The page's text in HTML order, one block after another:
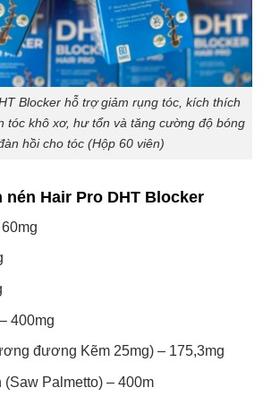
Blocker hỗ trợ giảm rụng tóc, kích thích
tóc khô xơ, hư tổn và tăng cường độ bóng
hồi cho tóc (Hộp 60 viên)
nén Hair Pro DHT Blocker
400mg
đương Kẽm 25mg) – 175,3mg
Palmetto) – 400m